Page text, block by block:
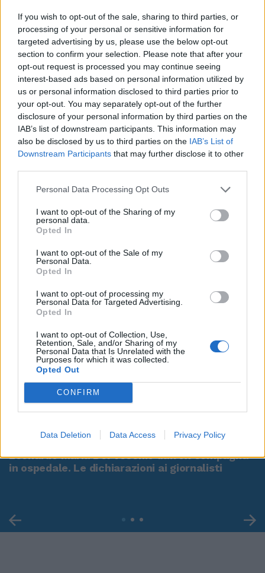
If you wish to opt-out of the sale, sharing to third parties, or
processing of your personal or sensitive information for
targeted advertising by us, please use the below opt-out
section to confirm your selection. Please note that after your
opt-out request is processed you may continue seeing
interest-based ads based on personal information utilized by
us or personal information disclosed to third parties prior to
your opt-out. You may separately opt-out of the further
disclosure of your personal information by third parties on the
IAB’s list of downstream participants. This information may
also be disclosed by us to third parties on the IAB’s List of
Downstream Participants that may further disclose it to other
Personal Data Processing Opt Outs
I want to opt-out of the Sharing of my
personal data.
Opted In
I want to opt-out of the Sale of my
Personal Data.
Opted In
I want to opt-out of processing my
Personal Data for Targeted Advertising.
Opted In
I want to opt-out of Collection, Use,
Retention, Sale, and/or Sharing of my
Personal Data that Is Unrelated with the
Purposes for which it was collected.
Opted Out
CONFIRM
Data Deletion Data Access Privacy Policy
Leonardo Maria Del Vecchio dall'ex compagna
in ospedale. Le dichiarazioni ai giornalisti